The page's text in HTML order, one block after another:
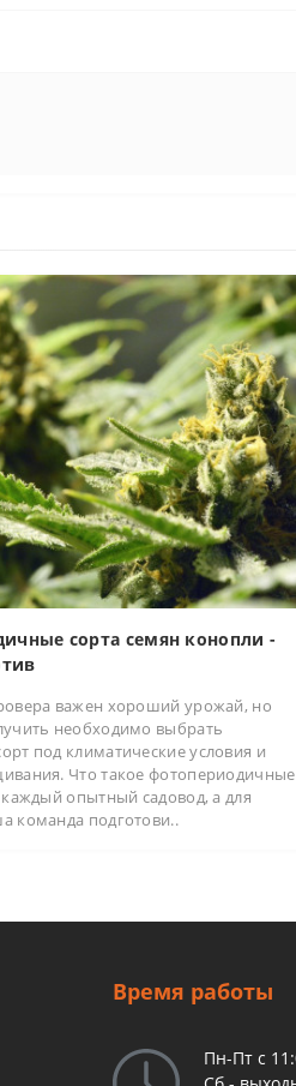
сорта семян конопли -
важен хороший урожай, но
необходимо выбрать
под климатические условия и
Что такое фотопериодичные
каждый опытный садовод, а для
команда подготови..
Время работы
Пн-Пт с